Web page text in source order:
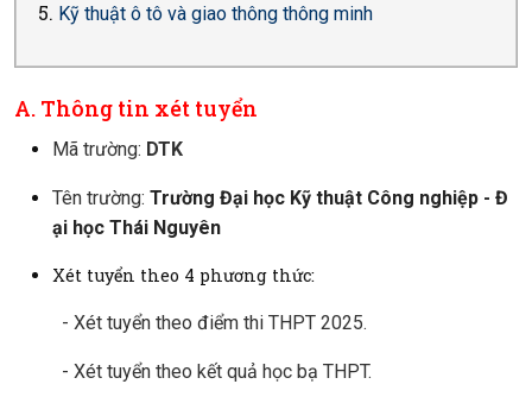
Kỹ thuật ô tô và giao thông thông minh
A. Thông tin xét tuyển
Mã trường: DTK
Tên trường: Trường Đại học Kỹ thuật Công nghiệp - Đ
ại học Thái Nguyên
Xét tuyển theo 4 phương thức:
- Xét tuyển theo điểm thi THPT 2025.
- Xét tuyển theo kết quả học bạ THPT.